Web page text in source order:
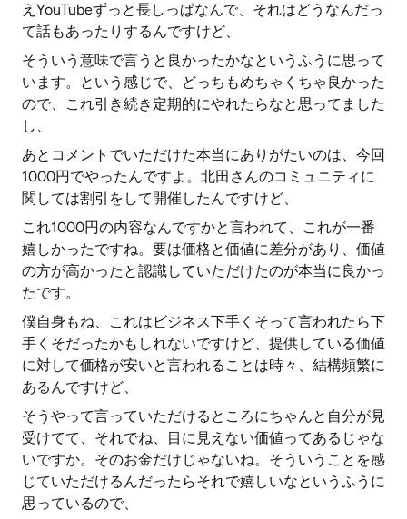
えYouTubeずっと長しっぱなんで、それはどうなんだっ
て話もあったりするんですけど、
そういう意味で言うと良かったかなというふうに思って
います。という感じで、どっちもめちゃくちゃ良かった
ので、これ引き続き定期的にやれたらなと思ってました
し、
あとコメントでいただけた本当にありがたいのは、今回
1000円でやったんですよ。北田さんのコミュニティに
関しては割引をして開催したんですけど、
これ1000円の内容なんですかと言われて、これが一番
嬉しかったですね。要は価格と価値に差分があり、価値
の方が高かったと認識していただけたのが本当に良かっ
たです。
僕自身もね、これはビジネス下手くそって言われたら下
手くそだったかもしれないですけど、提供している価値
に対して価格が安いと言われることは時々、結構頻繁に
あるんですけど、
そうやって言っていただけるところにちゃんと自分が見
受けてて、それでね、目に見えない価値ってあるじゃな
いですか。そのお金だけじゃないね。そういうことを感
じていただけるんだったらそれで嬉しいなというふうに
思っているので、